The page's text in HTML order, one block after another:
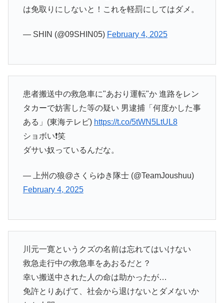
は免取りにしないと！これを軽罰にしてはダメ。
— SHIN (@09SHIN05) February 4, 2025
患者搬送中の救急車に"あおり運転"か 進路をレン
タカーで妨害した等の疑い 男逮捕「何度かした事
ある」(東海テレビ) https://t.co/5tWN5LtUL8
ショボい❗笑
ダサい奴っているんだな。
— 上州の狼@さくらゆき隊士 (@TeamJoushuu)
February 4, 2025
川元一寛というクズの名前は忘れてはいけない
救急走行中の救急車をあおるだと？
幸い搬送中された人の命は助かったが…
免許とりあげて、社会から退けないとダメないか